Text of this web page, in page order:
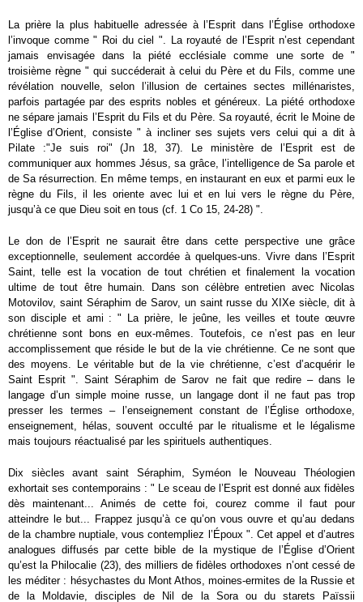
La prière la plus habituelle adressée à l’Esprit dans l’Église orthodoxe
l’invoque comme " Roi du ciel ". La royauté de l’Esprit n’est cependant
jamais envisagée dans la piété ecclésiale comme une sorte de "
troisième règne " qui succéderait à celui du Père et du Fils, comme une
révélation nouvelle, selon l’illusion de certaines sectes millénaristes,
parfois partagée par des esprits nobles et généreux. La piété orthodoxe
ne sépare jamais l’Esprit du Fils et du Père. Sa royauté, écrit le Moine de
l’Église d’Orient, consiste " à incliner ses sujets vers celui qui a dit à
Pilate :"Je suis roi" (Jn 18, 37). Le ministère de l’Esprit est de
communiquer aux hommes Jésus, sa grâce, l’intelligence de Sa parole et
de Sa résurrection. En même temps, en instaurant en eux et parmi eux le
règne du Fils, il les oriente avec lui et en lui vers le règne du Père,
jusqu’à ce que Dieu soit en tous (cf. 1 Co 15, 24-28) ".
Le don de l’Esprit ne saurait être dans cette perspective une grâce
exceptionnelle, seulement accordée à quelques-uns. Vivre dans l’Esprit
Saint, telle est la vocation de tout chrétien et finalement la vocation
ultime de tout être humain. Dans son célèbre entretien avec Nicolas
Motovilov, saint Séraphim de Sarov, un saint russe du XIXe siècle, dit à
son disciple et ami : " La prière, le jeûne, les veilles et toute œuvre
chrétienne sont bons en eux-mêmes. Toutefois, ce n’est pas en leur
accomplissement que réside le but de la vie chrétienne. Ce ne sont que
des moyens. Le véritable but de la vie chrétienne, c’est d’acquérir le
Saint Esprit ". Saint Séraphim de Sarov ne fait que redire – dans le
langage d’un simple moine russe, un langage dont il ne faut pas trop
presser les termes – l’enseignement constant de l’Église orthodoxe,
enseignement, hélas, souvent occulté par le ritualisme et le légalisme
mais toujours réactualisé par les spirituels authentiques.
Dix siècles avant saint Séraphim, Syméon le Nouveau Théologien
exhortait ses contemporains : " Le sceau de l’Esprit est donné aux fidèles
dès maintenant... Animés de cette foi, courez comme il faut pour
atteindre le but... Frappez jusqu’à ce qu’on vous ouvre et qu’au dedans
de la chambre nuptiale, vous contempliez l’Époux ". Cet appel et d’autres
analogues diffusés par cette bible de la mystique de l’Église d’Orient
qu’est la Philocalie (23), des milliers de fidèles orthodoxes n’ont cessé de
les méditer : hésychastes du Mont Athos, moines-ermites de la Russie et
de la Moldavie, disciples de Nil de la Sora ou du starets Païssii